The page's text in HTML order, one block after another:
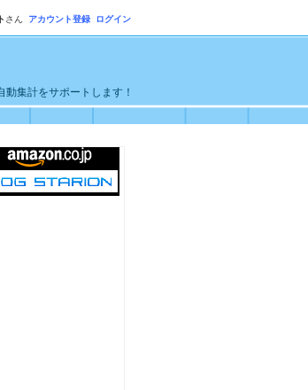
さん アカウント登録 ログイン
集計をサポートします！